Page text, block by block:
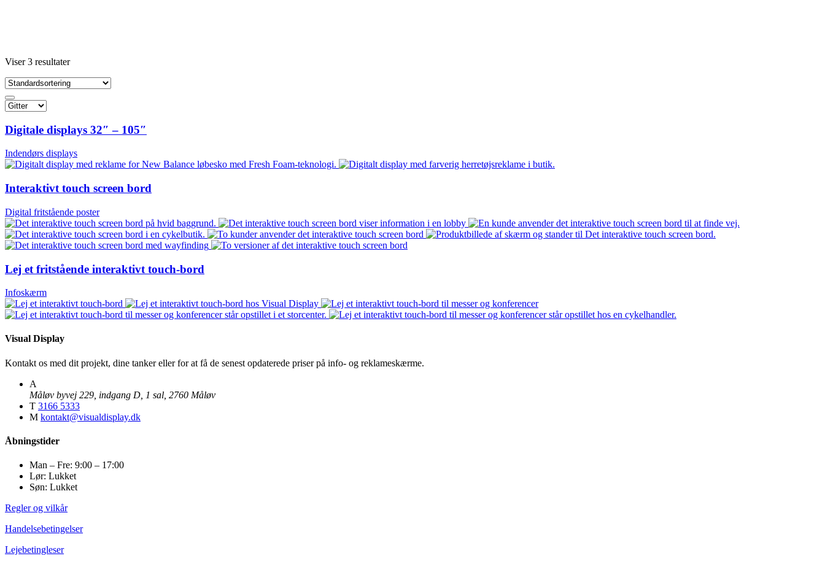
Viser 3 resultater
Digitale displays 32″ – 105″
Indendørs displays
Interaktivt touch screen bord
Digital fritstående poster
Lej et fritstående interaktivt touch-bord
Infoskærm
Visual Display
Kontakt os med dit projekt, dine tanker eller for at få de senest opdaterede priser på info- og reklameskærme.
A
Måløv byvej 229, indgang D, 1 sal, 2760 Måløv
T 3166 5333
M kontakt@visualdisplay.dk
Åbningstider
Man – Fre: 9:00 – 17:00
Lør: Lukket
Søn: Lukket
Regler og vilkår
Handelsebetingelser
Lejebetingleser